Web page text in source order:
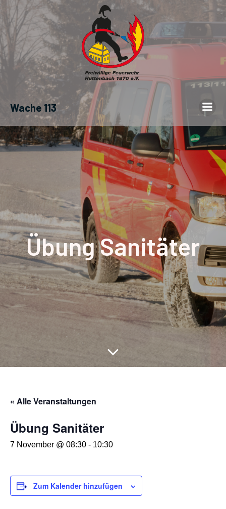
Wache 113
Übung Sanitäter
« Alle Veranstaltungen
Übung Sanitäter
7 November @ 08:30 - 10:30
Zum Kalender hinzufügen